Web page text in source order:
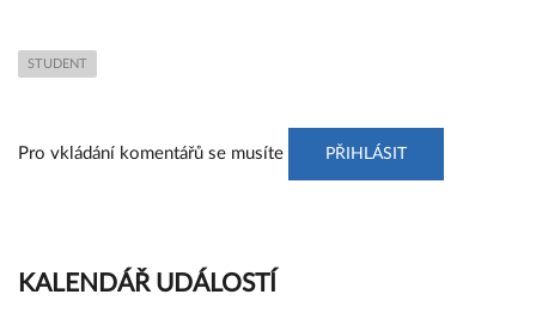
STUDENT
Pro vkládání komentářů se musíte PŘIHLÁSIT
KALENDÁŘ UDÁLOSTÍ